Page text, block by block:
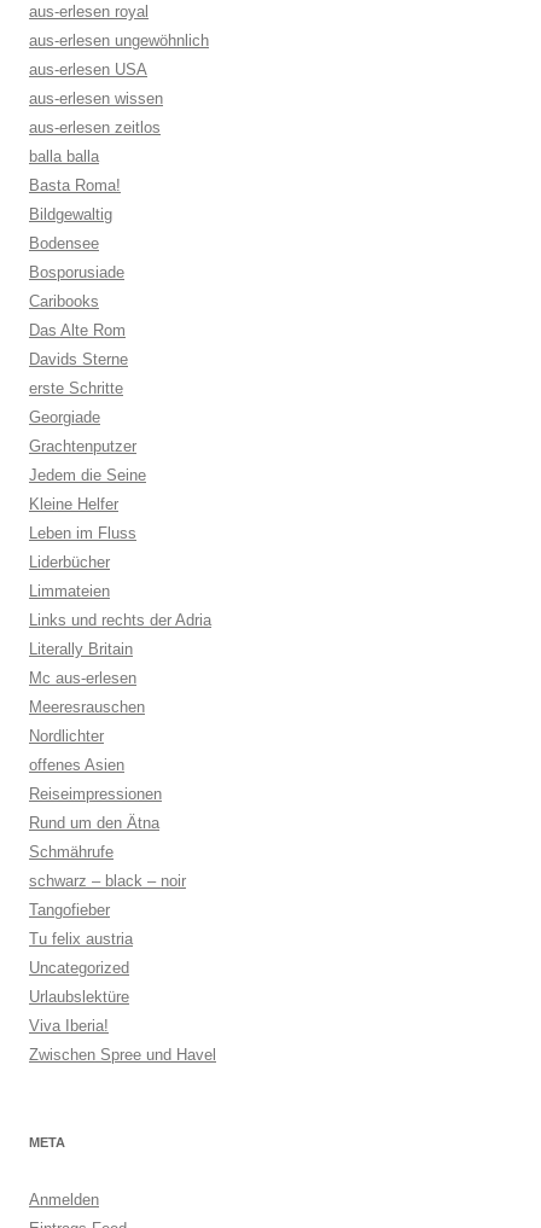
aus-erlesen royal
aus-erlesen ungewöhnlich
aus-erlesen USA
aus-erlesen wissen
aus-erlesen zeitlos
balla balla
Basta Roma!
Bildgewaltig
Bodensee
Bosporusiade
Caribooks
Das Alte Rom
Davids Sterne
erste Schritte
Georgiade
Grachtenputzer
Jedem die Seine
Kleine Helfer
Leben im Fluss
Liderbücher
Limmateien
Links und rechts der Adria
Literally Britain
Mc aus-erlesen
Meeresrauschen
Nordlichter
offenes Asien
Reiseimpressionen
Rund um den Ätna
Schmährufe
schwarz – black – noir
Tangofieber
Tu felix austria
Uncategorized
Urlaubslektüre
Viva Iberia!
Zwischen Spree und Havel
META
Anmelden